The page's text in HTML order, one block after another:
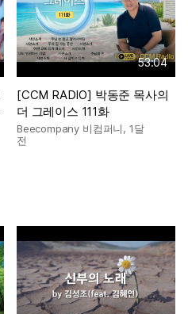
53:04
[CCM RADIO] 박동준 목사의
더 그레이스 111화
Beecompany 비컴퍼니, 1달
전